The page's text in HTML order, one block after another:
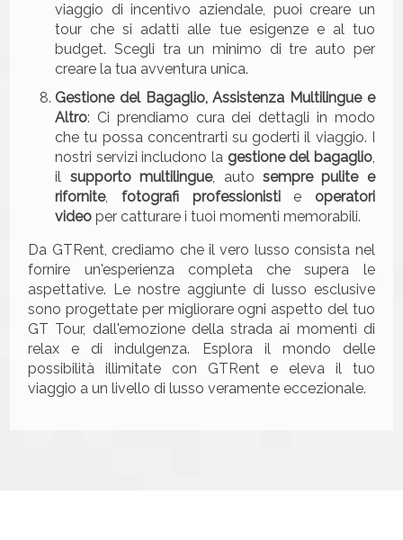
viaggio di incentivo aziendale, puoi creare un
tour che si adatti alle tue esigenze e al tuo
budget. Scegli tra un minimo di tre auto per
creare la tua avventura unica.
Gestione del Bagaglio, Assistenza Multilingue e
Altro: Ci prendiamo cura dei dettagli in modo
che tu possa concentrarti su goderti il viaggio. I
nostri servizi includono la gestione del bagaglio,
il supporto multilingue, auto sempre pulite e
rifornite, fotografi professionistie operatori
video per catturare i tuoi momenti memorabili.
Da GTRent, crediamo che il vero lusso consista nel
fornire un'esperienza completa che supera le
aspettative. Le nostre aggiunte di lusso esclusive
sono progettate per migliorare ogni aspetto del tuo
GT Tour, dall'emozione della strada ai momenti di
relax e di indulgenza. Esplora il mondo delle
possibilità illimitate con GTRent e eleva il tuo
viaggio a un livello di lusso veramente eccezionale.